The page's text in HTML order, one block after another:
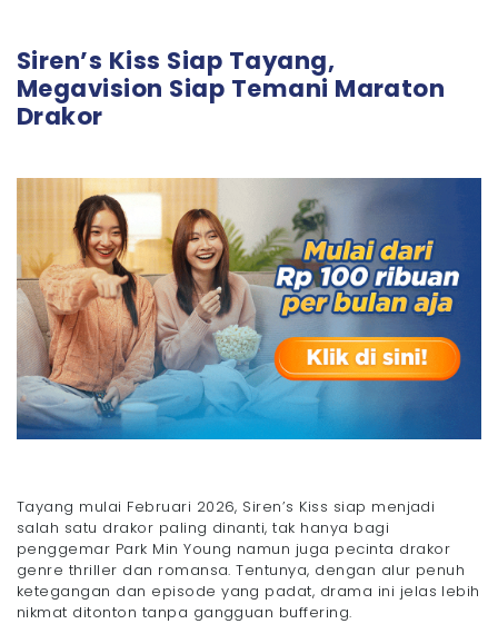
Siren’s Kiss Siap Tayang,
Megavision Siap Temani Maraton
Drakor
Tayang mulai Februari 2026, Siren’s Kiss siap menjadi
salah satu drakor paling dinanti, tak hanya bagi
penggemar Park Min Young namun juga pecinta drakor
genre thriller dan romansa. Tentunya, dengan alur penuh
ketegangan dan episode yang padat, drama ini jelas lebih
nikmat ditonton tanpa gangguan buffering.